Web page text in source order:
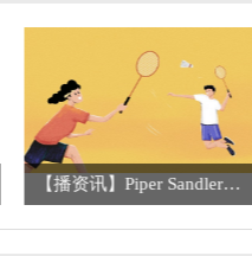
【播资讯】Piper Sandler下调安进目标价至427美元